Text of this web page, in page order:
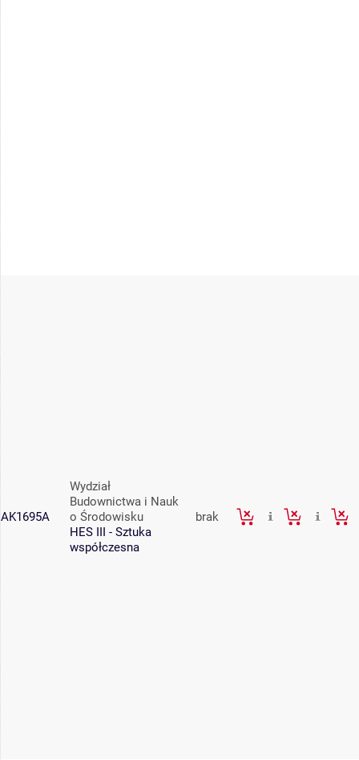
AK1695A
Wydział
Budownictwa i Nauk
o Środowisku
HES III - Sztuka
współczesna
brak